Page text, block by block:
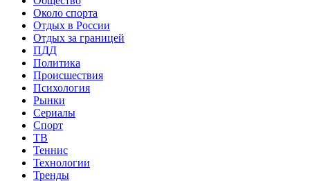
Около спорта
Отдых в России
Отдых за границей
ПДД
Политика
Происшествия
Психология
Рынки
Сериалы
Спорт
ТВ
Теннис
Технологии
Тренды